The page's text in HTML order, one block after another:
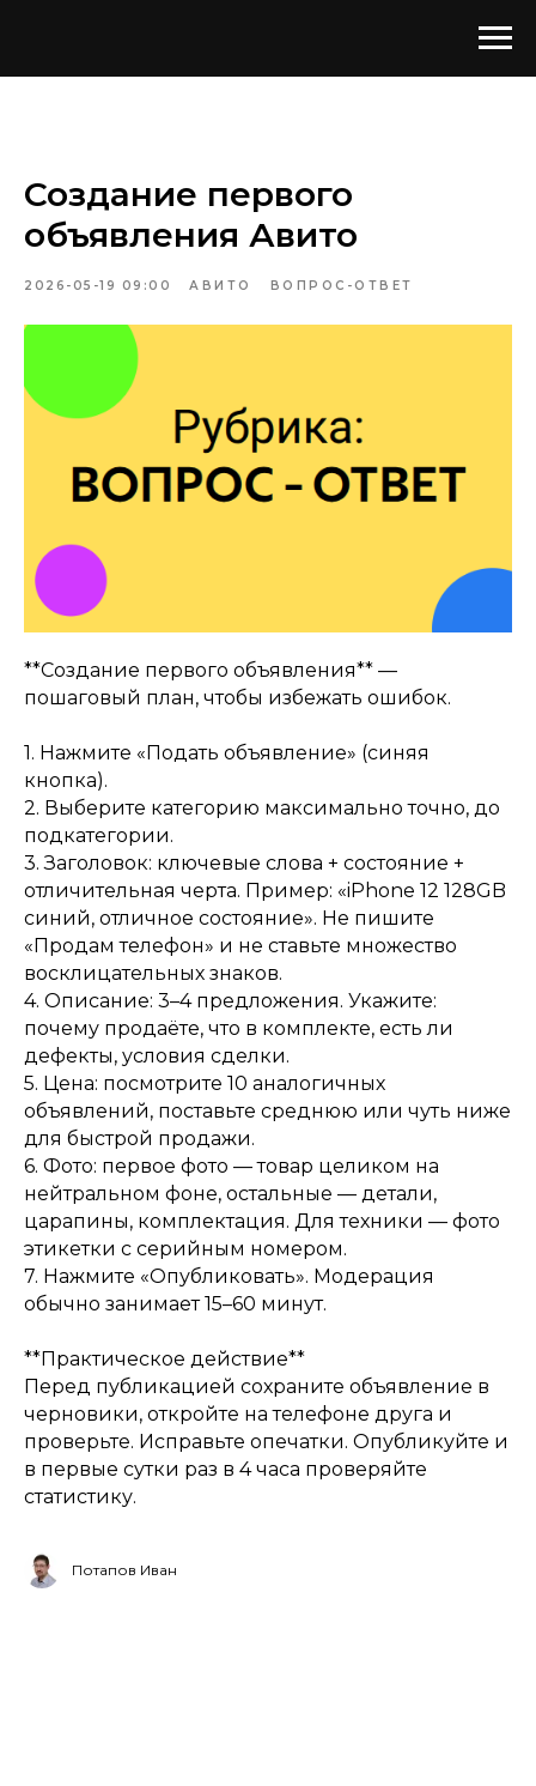
Создание первого
объявления Авито
2026-05-19 09:00 АВИТО ВОПРОС-ОТВЕТ
**Создание первого объявления** —
пошаговый план, чтобы избежать ошибок.
1. Нажмите «Подать объявление» (синяя
кнопка).
2. Выберите категорию максимально точно, до
подкатегории.
3. Заголовок: ключевые слова + состояние +
отличительная черта. Пример: «iPhone 12 128GB
синий, отличное состояние». Не пишите
«Продам телефон» и не ставьте множество
восклицательных знаков.
4. Описание: 3–4 предложения. Укажите:
почему продаёте, что в комплекте, есть ли
дефекты, условия сделки.
5. Цена: посмотрите 10 аналогичных
объявлений, поставьте среднюю или чуть ниже
для быстрой продажи.
6. Фото: первое фото — товар целиком на
нейтральном фоне, остальные — детали,
царапины, комплектация. Для техники — фото
этикетки с серийным номером.
7. Нажмите «Опубликовать». Модерация
обычно занимает 15–60 минут.
**Практическое действие**
Перед публикацией сохраните объявление в
черновики, откройте на телефоне друга и
проверьте. Исправьте опечатки. Опубликуйте и
в первые сутки раз в 4 часа проверяйте
статистику.
Потапов Иван